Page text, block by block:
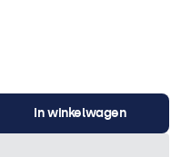
In winkelwagen